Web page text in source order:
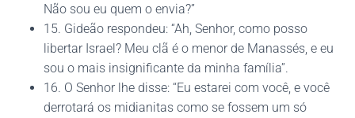
Não sou eu quem o envia?”
15. Gideão respondeu: “Ah, Senhor, como posso
libertar Israel? Meu clã é o menor de Manassés, e eu
sou o mais insignificante da minha família”.
16. O Senhor lhe disse: “Eu estarei com você, e você
derrotará os midianitas como se fossem um só